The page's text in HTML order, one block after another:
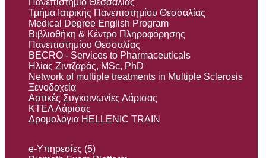
Τμήμα Ιατρικής Πανεπιστημίου Θεσσαλίας
Medical Degree English Program
Βιβλιοθήκη & Κέντρο Πληροφόρησης
Πανεπιστημίου Θεσσαλίας
BECRO - Services to Pharmaceuticals
Ηλίας Ζιντζαράς, MSc, PhD
Network of multiple treatments in Multiple Sclerosis
Ξενοδοχεία
Αστικές Συγκοινωνίες Λάρισας
ΚΤΕΛ Λάρισας
Δρομολόγια HELLENIC TRAIN
e-Υπηρεσίες (5)